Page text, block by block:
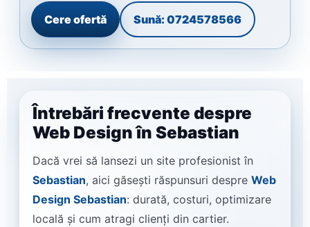
Cere ofertă
Sună: 0724578566
Întrebări frecvente despre
Web Design în Sebastian
Dacă vrei să lansezi un site profesionist în
Sebastian, aici găsești răspunsuri despre Web
Design Sebastian: durată, costuri, optimizare
locală și cum atragi clienți din cartier.